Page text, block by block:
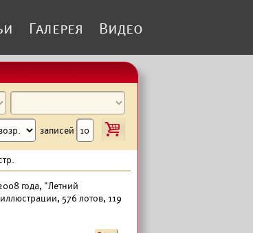
Галерея Видео
записей i
года, "Летний
576 лотов, 119